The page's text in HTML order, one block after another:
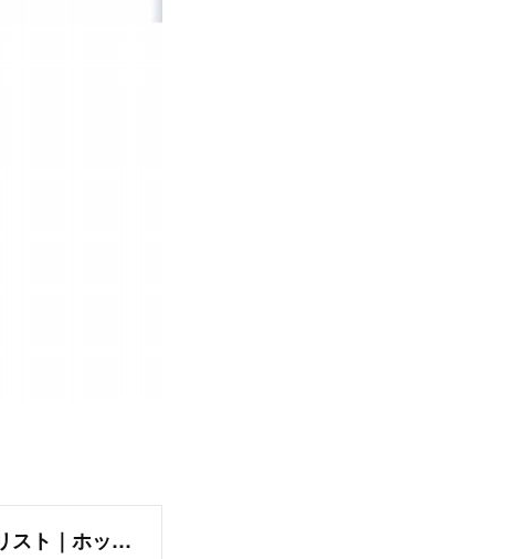
木暮 智大｜ブロック(bloc)の美容師・スタイリスト｜ホットペッパービューティー